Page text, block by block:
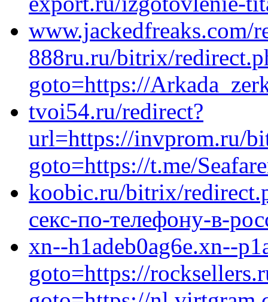
www.jackedfreaks.com/
888ru.ru/bitrix/
goto=https://
tvoi54.ru/redirect?
url=https://invprom.ru/
goto=https://t.me/
koobic.ru/bitrix/
секс-по-телефону-в-
xn--h1adeb0ag6e.xn--
goto=https://